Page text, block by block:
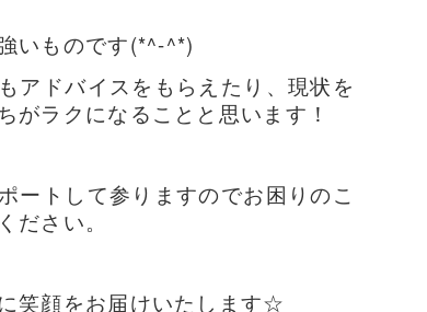
いものです(*^-^*)
アドバイスをもらえたり、現状を
がラクになることと思います！
ートして参りますのでお困りのこ
ださい。
笑顔をお届けいたします☆